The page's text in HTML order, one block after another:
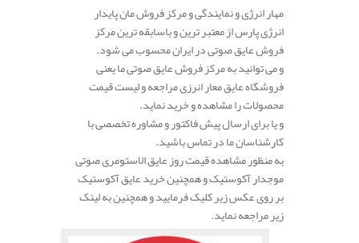
مهار انرژی و نمایندگی و مرکز فروش مان پایدار
انرژی پارس از معتبر ترین و باسابقه ترین مرکز
فروش عایق صوتی در ایران محسوب می شود.
و می توانید به مرکز فروش عایق صوتی ما یعنی
فروشگاه عایق معار انرزی مراجعه و لیست قیمت
محصولات را مشاهده و خرید نماید.
و یا برای ارسال پیش فاکتور و مشاوره تخصصی با
کارشناسان ما در تماس باشید.
به منظور مشاهده قیمت روز عایق الاستومری صوتی
موجدار آکوستیک و همچنین خرید عایق آکوستیک
بر روی عکس زیر کلیک فرمایید و همچنین به لینک
زیر مراجعه نماید.